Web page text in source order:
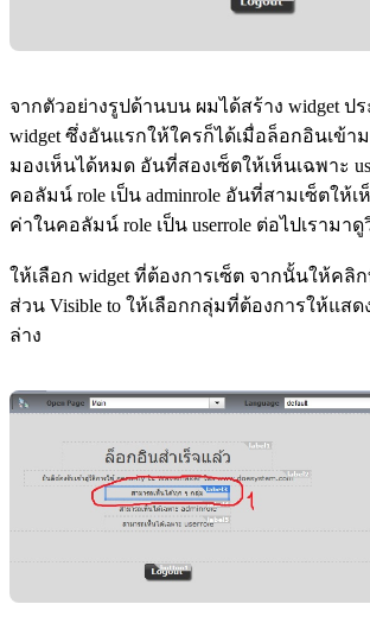
จากตัวอย่างรูปด้านบน ผมได้สร้าง widget ป
widget ซึ่งอันแรกให้ใครก็ได้เมื่อล็อกอินเข้า
มองเห็นได้หมด อันที่สองเซ็ตให้เห็นเฉพาะ
คอลัมน์ role เป็น adminrole อันที่สามเซ็ตให้เ
ค่าในคอลัมน์ role เป็น userrole ต่อไปเรามา
ให้เลือก widget ที่ต้องการเซ็ต จากนั้นให้คลิ
ส่วน Visible to ให้เลือกกลุ่มที่ต้องการให้แส
ล่าง